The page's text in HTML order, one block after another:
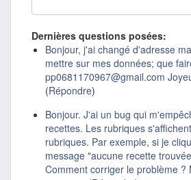
Dernières questions posées:
Bonjour, j'ai changé d'adresse
mettre sur mes données; que
pp0681170967@gmail.com
(Répondre)
Bonjour. J'ai un bug qui
recettes. Les rubriques
rubriques. Par exemple, si je
message "aucune recette
Comment corriger le problème ?